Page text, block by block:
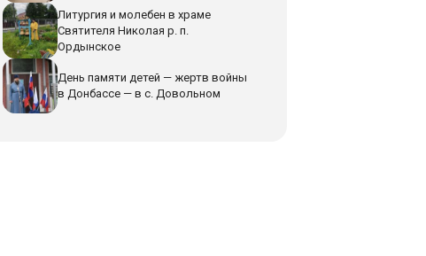
Литургия и молебен в храме
Святителя Николая р. п.
Ордынское
День памяти детей — жертв войны
в Донбассе — в с. Довольном